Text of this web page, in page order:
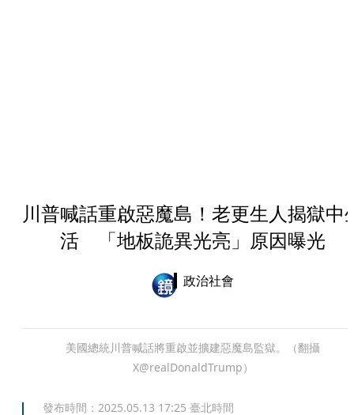
川普喊話重啟惡魔島！老更生人揭獄中
活 「地板詭異光亮」原因曝光
政治社會
美國總統川普喊話將重啟並擴建惡魔島監獄。（翻攝
X@realDonaldTrump）
發布時間： 2025.05.13 17:25 臺北時間